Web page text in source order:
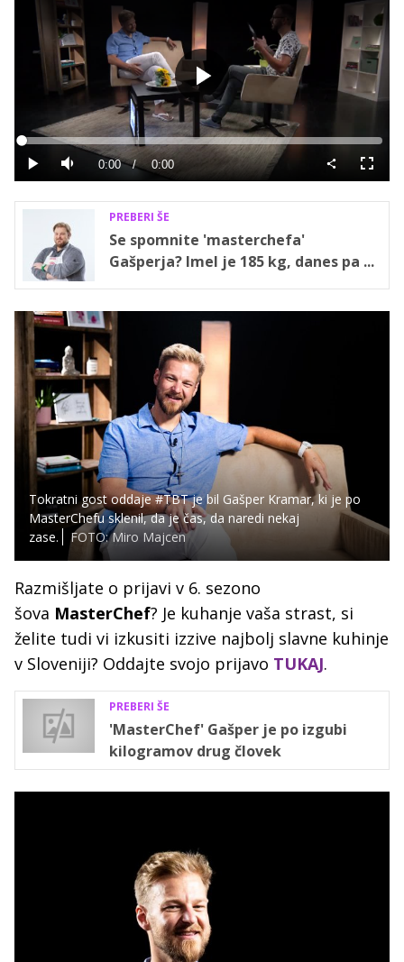
Predvajaj
PredvajajTiho Current
Time
0:00 / Duration
0:00
Loaded:
0%
način
PREBERI ŠE
Se spomnite 'masterchefa'
Gašperja? Imel je 185 kg, danes pa ...
Tokratni gost oddaje #TBT je bil Gašper Kramar, ki je po
MasterChefu sklenil, da je čas, da naredi nekaj
zase.
FOTO: Miro Majcen
Razmišljate o prijavi v 6. sezono
šova MasterChef? Je kuhanje vaša strast, si
želite tudi vi izkusiti izzive najbolj slavne kuhinje
v Sloveniji? Oddajte svojo prijavo TUKAJ.
PREBERI ŠE
'MasterChef' Gašper je po izgubi
kilogramov drug človek